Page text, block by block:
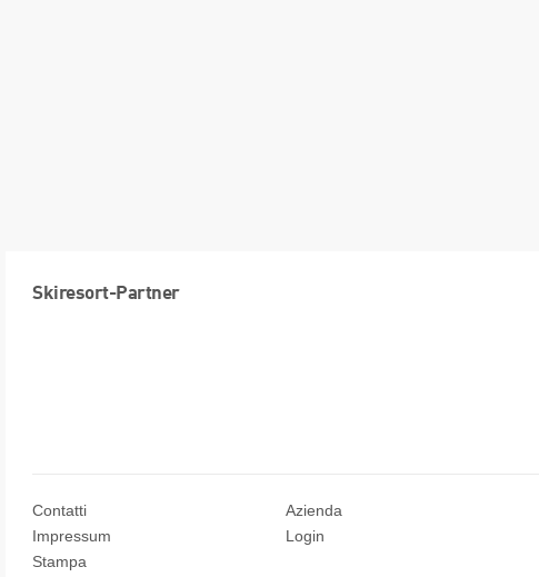
Skiresort-Partner
Contatti
Impressum
Stampa
Azienda
Login